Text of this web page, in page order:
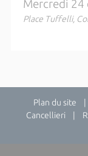
Mercredi 24
Place Tuffelli,
Plan du site |
Cancellieri |